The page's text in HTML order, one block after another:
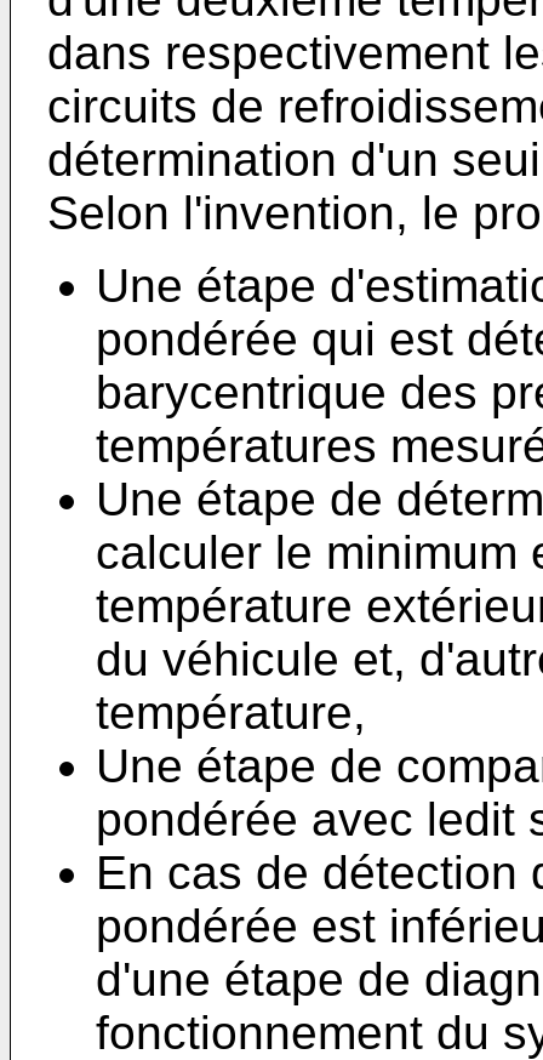
dans respectivement
circuits de
détermination d'un
Selon l'invention, le
Une étape
pondérée qui est
barycentrique des
températures
Une étape de
calculer le minimum
température
du véhicule et,
température,
Une étape de
pondérée avec ledit
En cas de détection
pondérée est
d'une étape de
fonctionnement du